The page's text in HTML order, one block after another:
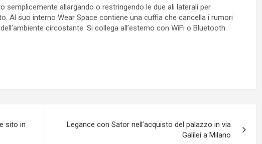
semplicemente allargando o restringendo le due ali laterali per
Al suo interno Wear Space contiene una cuffia che cancella i rumori
circostante. Si collega all’esterno con WiFi o Bluetooth.
sito in
Legance con Sator nell’acquisto del palazzo in via
Galilei a Milano